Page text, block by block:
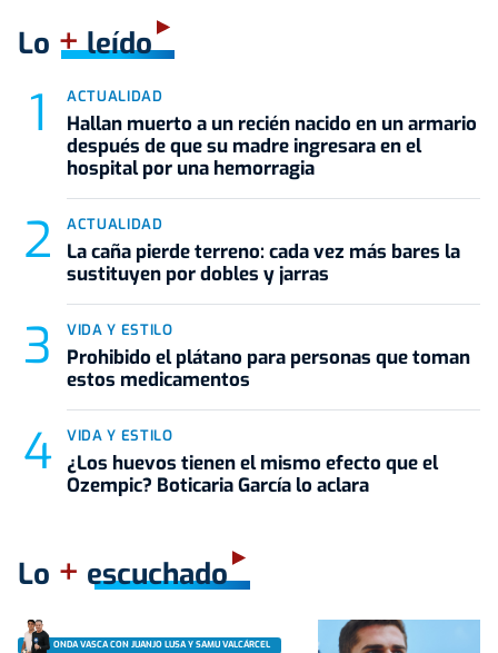
Lo +leído
ACTUALIDAD
Hallan muerto a un recién nacido en un armario
después de que su madre ingresara en el
hospital por una hemorragia
ACTUALIDAD
La caña pierde terreno: cada vez más bares la
sustituyen por dobles y jarras
VIDA Y ESTILO
Prohibido el plátano para personas que toman
estos medicamentos
VIDA Y ESTILO
¿Los huevos tienen el mismo efecto que el
Ozempic? Boticaria García lo aclara
Lo + escuchado
ONDA VASCA CON JUANJO LUSA Y SAMU VALCÁRCEL